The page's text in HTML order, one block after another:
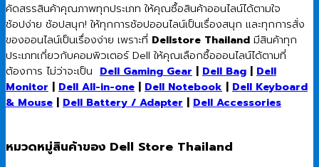
คัดสรรสินค้าคุณภาพทุกประเภท ให้คุณซื้อสินค้าออนไลน์ได้ตามใจ
ช้อปง่าย ช้อปสนุก! ให้ทุกการช้อปออนไลน์เป็นเรื่องสนุก และทุกการสั่ง
ของออนไลน์เป็นเรื่องง่าย เพราะที่ Dellstore Thailand มีสินค้าทุก
ประเภทเกี่ยวกับคอมพิวเตอร์ Dell ให้คุณเลือกซื้อออนไลน์ได้ตามที่
ต้องการ ไม่ว่าจะเป็น Dell Gaming Gear | Dell Bag | Dell
Monitor | Dell All-in-one | Dell Notebook | Dell Keyboard
& Mouse | Dell Battery / Adapter | Dell Accessories
หมวดหมู่สินค้าของ Dell Store Thailand